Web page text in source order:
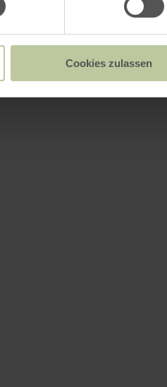
Cookies zulassen